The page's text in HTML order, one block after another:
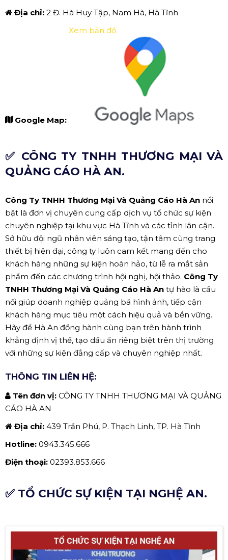
Địa chỉ: 2 Đ. Hà Huy Tập, Nam Hà, Hà Tĩnh
Google Map:
Xem bản đồ
✅ CÔNG TY TNHH THƯƠNG MẠI VÀ
QUẢNG CÁO HÀ AN.
Công Ty TNHH Thương Mại Và Quảng Cáo Hà An nổi
bật là đơn vị chuyên cung cấp dịch vụ tổ chức sự kiện
chuyên nghiệp tại khu vực Hà Tĩnh và các tỉnh lân cận.
Sở hữu đội ngũ nhân viên sáng tạo, tận tâm cùng trang
thiết bị hiện đại, công ty luôn cam kết mang đến cho
khách hàng những sự kiện hoàn hảo, từ lễ ra mắt sản
phẩm đến các chương trình hội nghị, hội thảo. Công Ty
TNHH Thương Mại Và Quảng Cáo Hà An tự hào là cầu
nối giúp doanh nghiệp quảng bá hình ảnh, tiếp cận
khách hàng mục tiêu một cách hiệu quả và bền vững.
Hãy để Hà An đồng hành cùng bạn trên hành trình
khẳng định vị thế, tạo dấu ấn riêng biệt trên thị trường
với những sự kiện đẳng cấp và chuyên nghiệp nhất.
THÔNG TIN LIÊN HỆ:
Tên đơn vị: CÔNG TY TNHH THƯƠNG MẠI VÀ QUẢNG
CÁO HÀ AN
Địa chỉ: 439 Trần Phú, P. Thạch Linh, TP. Hà Tĩnh
Hotline: 0943.345.666
Điện thoại: 02393.853.666
✅ TỔ CHỨC SỰ KIỆN TẠI NGHỆ AN.